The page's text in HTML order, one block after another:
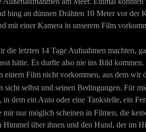
hing an dünnen Drähten 10 Meter vor
mit einer Kamera in unserem Film
letzten 14 Tage Aufnahmen machten,
hätte. Es durfte also nie ins Bild
Film nicht vorkommen, aus dem
selbst und seinen Bedingungen. Für
dem ein Auto oder eine Tankstelle, ein
nur möglich scheinen in Filmen, die
über ihnen und den Hund, der im